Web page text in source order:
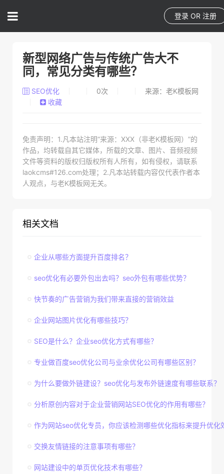
登录 OR 注册
新型网络广告与传统广告大不
同，常见分类有哪些？
SEO优化 0次
来源：老K模板网
收藏
免责声明：1.凡本站注明“来源：XXX（非老K模板网）”的
作品，均转载自其它媒体，所载的文章、图片、音频视频
文件等资料的版权归版权所有人所有，如有侵权，请联系
laokcms#126.com处理；2.凡本站转载内容仅代表作者本
人观点，与老K模板网无关。
相关文档
企业从哪些方面提升百度排名？
seo优化有必要外包出去吗？seo外包有哪些优势？
快节奏的广告营销为我们带来直接的营销效益
企业网站图片优化有哪些技巧？
SEO是什么？企业seo优化方式有哪些？
专业做百度seo优化公司与业余优化公司有哪些区别？
为什么要做外链建设？seo优化与发布外链速度有哪些联系？
分析原创内容对于企业营销网站SEO优化的作用有哪些？
作为网站seo优化专员，你应该检测哪些优化指标来提升优化
交换友情链接的注意事项有哪些？
网站建设中的单页优化技术有哪些？